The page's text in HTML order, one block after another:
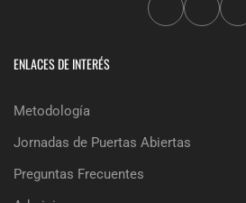
ENLACES DE INTERÉS
Metodología
Jornadas de Puertas Abiertas
Preguntas Frecuentes